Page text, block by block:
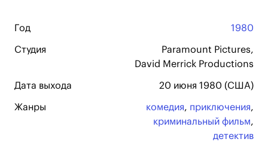
Год 1980
Студия
Paramount Pictures,
David Merrick Productions
Дата выхода 20 июня 1980 (США)
Жанры комедия, приключения,
криминальный фильм,
детектив